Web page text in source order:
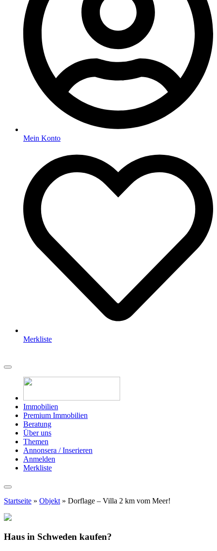
Mein Konto
Merkliste
Immobilien
Premium Immobilien
Beratung
Über uns
Themen
Annonsera / Inserieren
Anmelden
Merkliste
Startseite » Objekt » Dorflage – Villa 2 km vom Meer!
Haus in Schweden kaufen?